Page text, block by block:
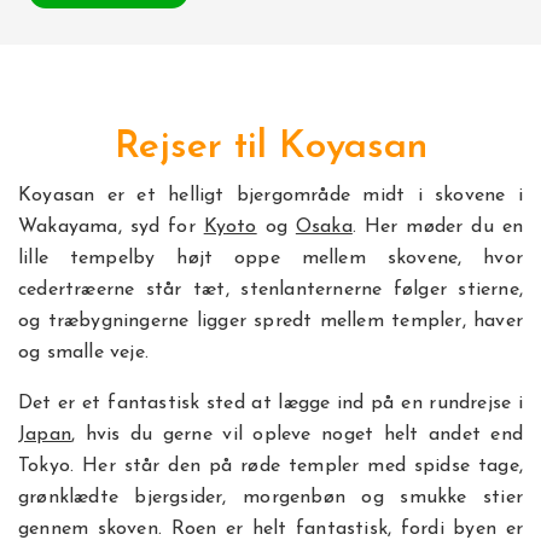
Rejser til Koyasan
Koyasan er et helligt bjergområde midt i skovene i
Wakayama, syd for
Kyoto og Osaka. Her møder du en
lille tempelby højt oppe mellem skovene, hvor
cedertræerne står tæt, stenlanternerne følger stierne,
og træbygningerne ligger spredt mellem templer, haver
og smalle veje.
Det er et fantastisk sted at lægge ind på en rundrejse i
Japan, hvis du gerne vil opleve noget helt andet end
Tokyo. Her står den på røde templer med spidse tage,
grønklædte bjergsider, morgenbøn og smukke stier
gennem skoven. Roen er helt fantastisk, fordi byen er